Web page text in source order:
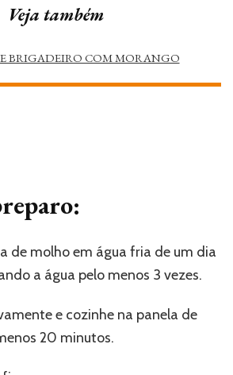
Veja também
BRIGADEIRO COM MORANGO
de molho em água fria de um dia
a água pelo menos 3 vezes.
e cozinhe na panela de
20 minutos.